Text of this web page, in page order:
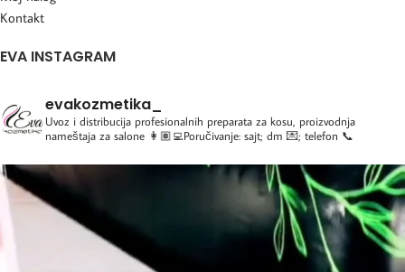
Kontakt
EVA INSTAGRAM
evakozmetika_
Uvoz i distribucija profesionalnih preparata za kosu, proizvodnja
nameštaja za salone 👩🏽‍💻Poručivanje: sajt; dm 💌; telefon 📞